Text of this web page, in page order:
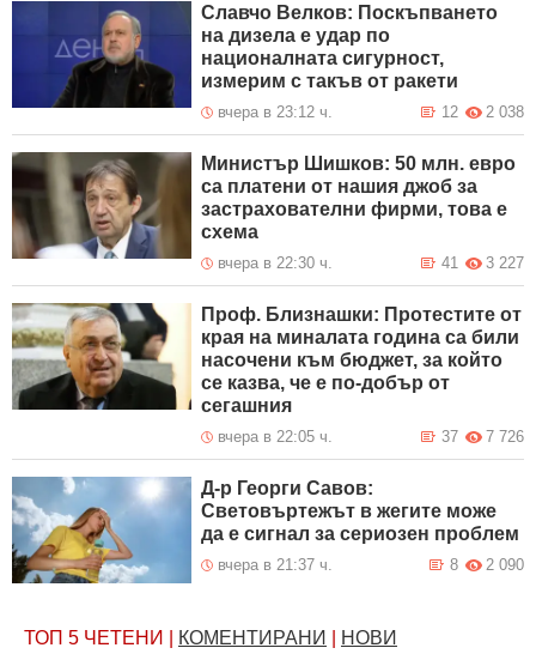
Славчо Велков: Поскъпването
на дизела е удар по
националната сигурност,
измерим с такъв от ракети
вчера в 23:12 ч. 2 038
12
Министър Шишков: 50 млн. евро
са платени от нашия джоб за
застрахователни фирми, това е
схема
вчера в 22:30 ч. 3 227
41
Проф. Близнашки: Протестите от
края на миналата година са били
насочени към бюджет, за който
се казва, че е по-добър от
сегашния
вчера в 22:05 ч. 7 726
37
Д-р Георги Савов:
Световъртежът в жегите може
да е сигнал за сериозен проблем
вчера в 21:37 ч. 2 090
8
ТОП 5 ЧЕТЕНИ КОМЕНТИРАНИ НОВИ